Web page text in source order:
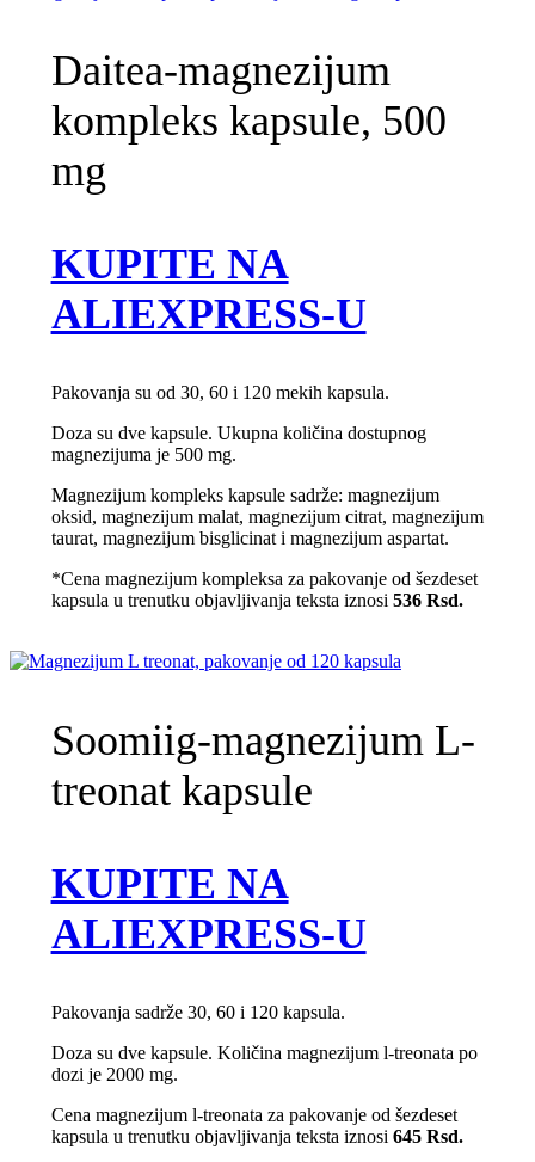
Daitea-magnezijum
kompleks kapsule, 500
mg
KUPITE NA
ALIEXPRESS-U
Pakovanja su od 30, 60 i 120 mekih kapsula.
Doza su dve kapsule. Ukupna količina dostupnog
magnezijuma je 500 mg.
Magnezijum kompleks kapsule sadrže: magnezijum
oksid, magnezijum malat, magnezijum citrat, magnezijum
taurat, magnezijum bisglicinat i magnezijum aspartat.
*Cena magnezijum kompleksa za pakovanje od šezdeset
kapsula u trenutku objavljivanja teksta iznosi 536 Rsd.
Soomiig-magnezijum L-
treonat kapsule
KUPITE NA
ALIEXPRESS-U
Pakovanja sadrže 30, 60 i 120 kapsula.
Doza su dve kapsule. Količina magnezijum l-treonata po
dozi je 2000 mg.
Cena magnezijum l-treonata za pakovanje od šezdeset
kapsula u trenutku objavljivanja teksta iznosi 645 Rsd.